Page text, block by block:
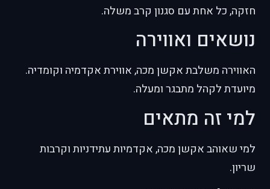
חזקה, כל אחת עם סגנון קרב משלה.
נושאים ואווירה
האווירה משלבת אקשן מכה, אווירת אקדמיה וקומדיה.
מיועדת לקהל מתבגר ומעלה.
למי זה מתאים
למי שאוהב אקשן מכה, אקדמיות עתידניות וקרבות
שריון.